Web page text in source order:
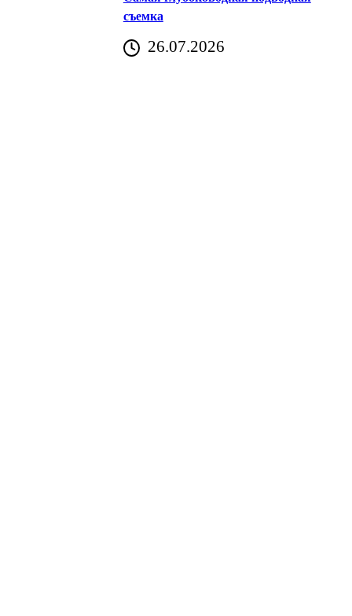
съемка
26.07.2026